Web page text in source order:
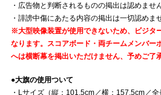
・広告物と判断されるものの掲出は認めませ
・誹謗中傷にあたる内容の掲出は一切認めま
※大型映像装置が使用できないため、ビジタ
なります。スコアボード・両チームメンバー
へは横断幕を掲出いただけません、予めご了
●大旗の使用ついて
・Lサイズ（縦：101.5cm／横：157.5cm／